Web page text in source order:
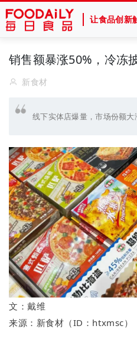
让食品创新
销售额暴涨50%，冷冻
新食材
线下实体店爆量，市场份额大
文：戴维
来源：新食材（ID：htxmsc）